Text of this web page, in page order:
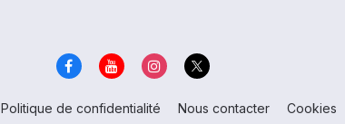
Politique de confidentialité Nous contacter Cookies